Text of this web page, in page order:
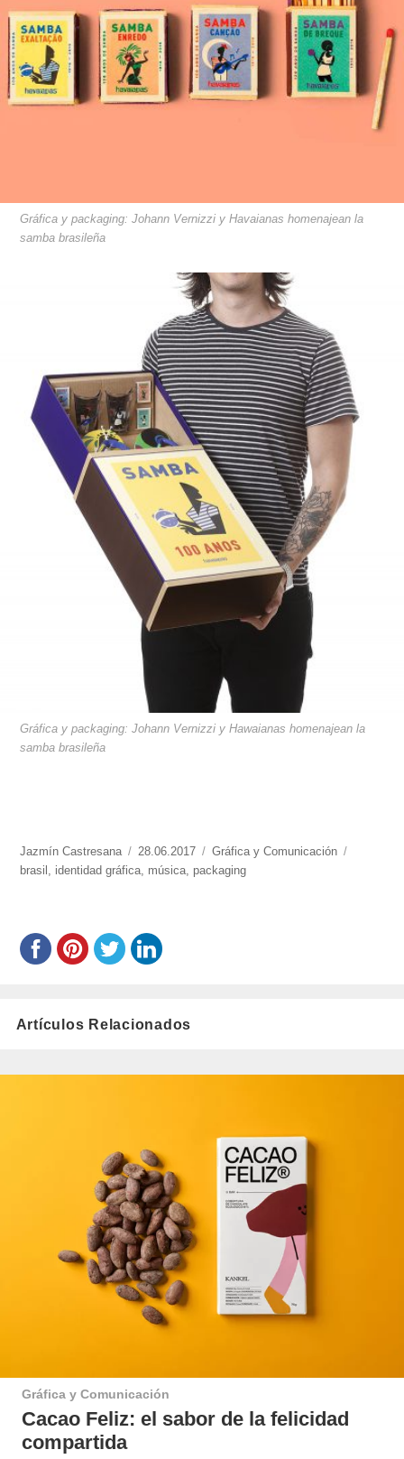
Gráfica y packaging: Johann Vernizzi y Havaianas homenajean la
samba brasileña
Gráfica y packaging: Johann Vernizzi y Hawaianas homenajean la
samba brasileña
https://www.experimenta.es/author/jazmin-
castresana/
Jazmín Castresana
Publicado
el
28.06.2017 Categorías
Gráfica y Comunicación
brasil
identidad gráfica música packaging
Artículos Relacionados
Gráfica y Comunicación
Cacao Feliz: el sabor de la felicidad
compartida